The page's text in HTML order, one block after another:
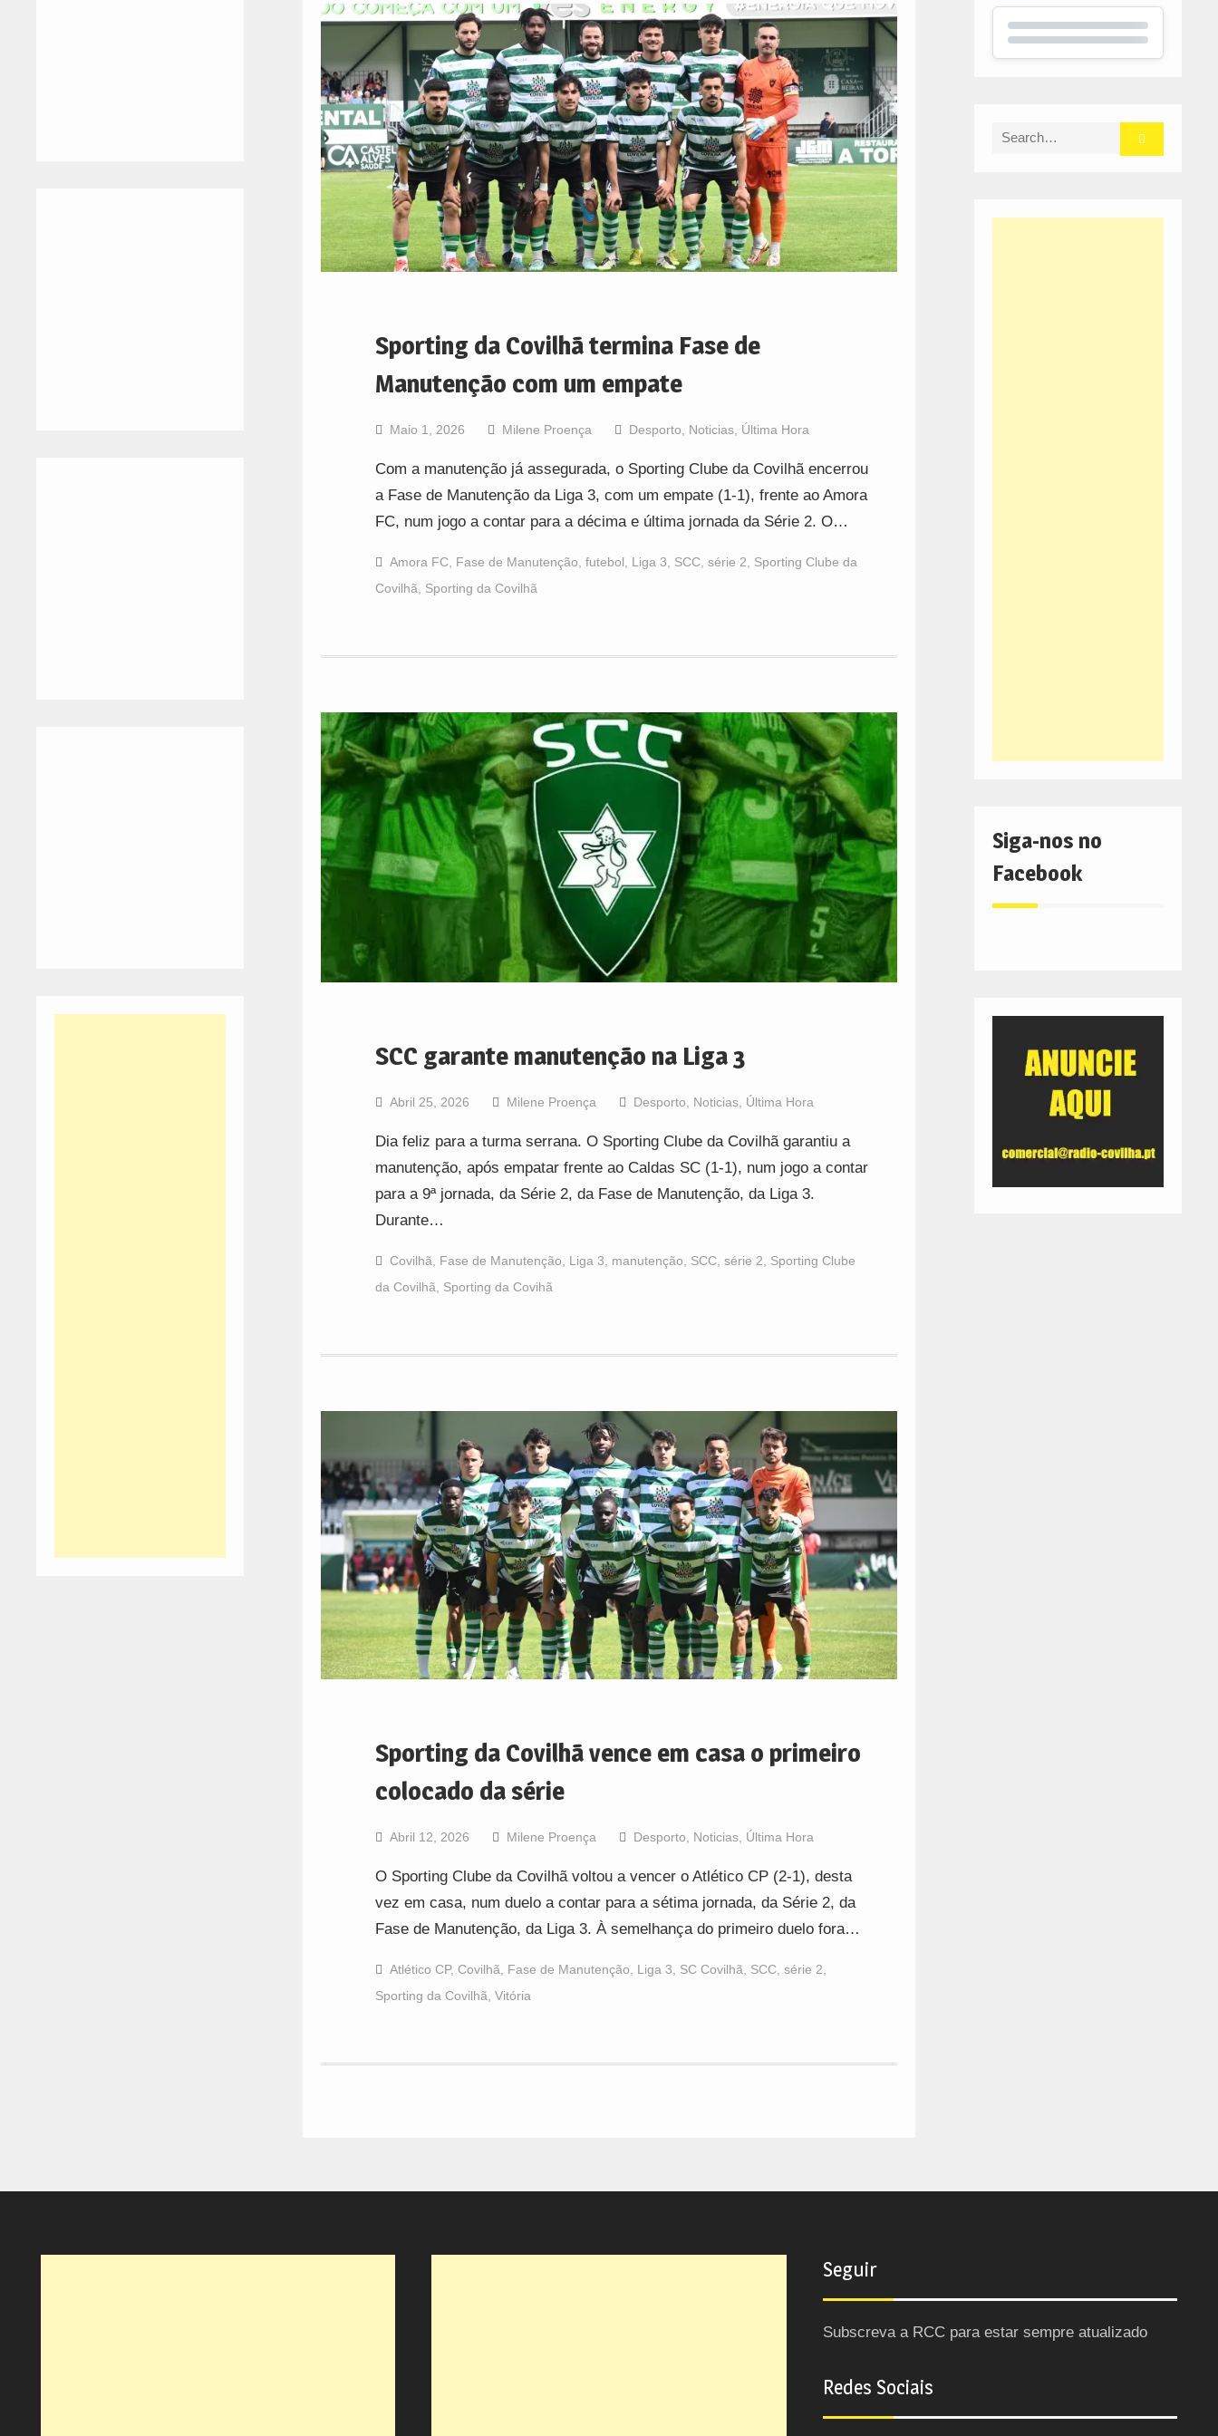
Sporting da Covilhã termina Fase de
Manutenção com um empate
Maio 1, 2026 Milene Proença Desporto, Noticias, Última Hora
Com a manutenção já assegurada, o Sporting Clube da Covilhã encerrou
a Fase de Manutenção da Liga 3, com um empate (1-1), frente ao Amora
FC, num jogo a contar para a décima e última jornada da Série 2. O…
Amora FC, Fase de Manutenção, futebol, Liga 3, SCC, série 2, Sporting Clube da
Covilhã, Sporting da Covilhã
SCC garante manutenção na Liga 3
Abril 25, 2026 Milene Proença Desporto Noticias, Última Hora
Dia feliz para a turma serrana. O Sporting Clube da Covilhã garantiu a
manutenção, após empatar frente ao Caldas SC (1-1), num jogo a contar
para a 9ª jornada, da Série 2, da Fase de Manutenção, da Liga 3.
Durante…
Covilhã Fase de Manutenção Liga 3 manutenção SCC, série 2
Sporting Clube
da Covilhã
Sporting da Covihã
Sporting da Covilhã vence em casa o primeiro
colocado da série
Abril 12, 2026 Milene Proença Desporto, Noticias, Última Hora
O Sporting Clube da Covilhã voltou a vencer o Atlético CP (2-1), desta
vez em casa, num duelo a contar para a sétima jornada, da Série 2, da
Fase de Manutenção, da Liga 3. À semelhança do primeiro duelo fora…
Atlético CP, Covilhã, Fase de Manutenção, Liga 3, SC Covilhã, SCC, série 2,
Sporting da Covilhã, Vitória
Search
Siga-nos no
Facebook
Seguir
Subscreva a RCC para estar sempre atualizado
Redes Sociais